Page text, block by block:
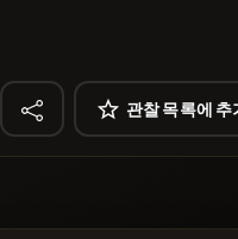
Sirtoken SIR
🔎 최근 검색
관찰 목록에 추